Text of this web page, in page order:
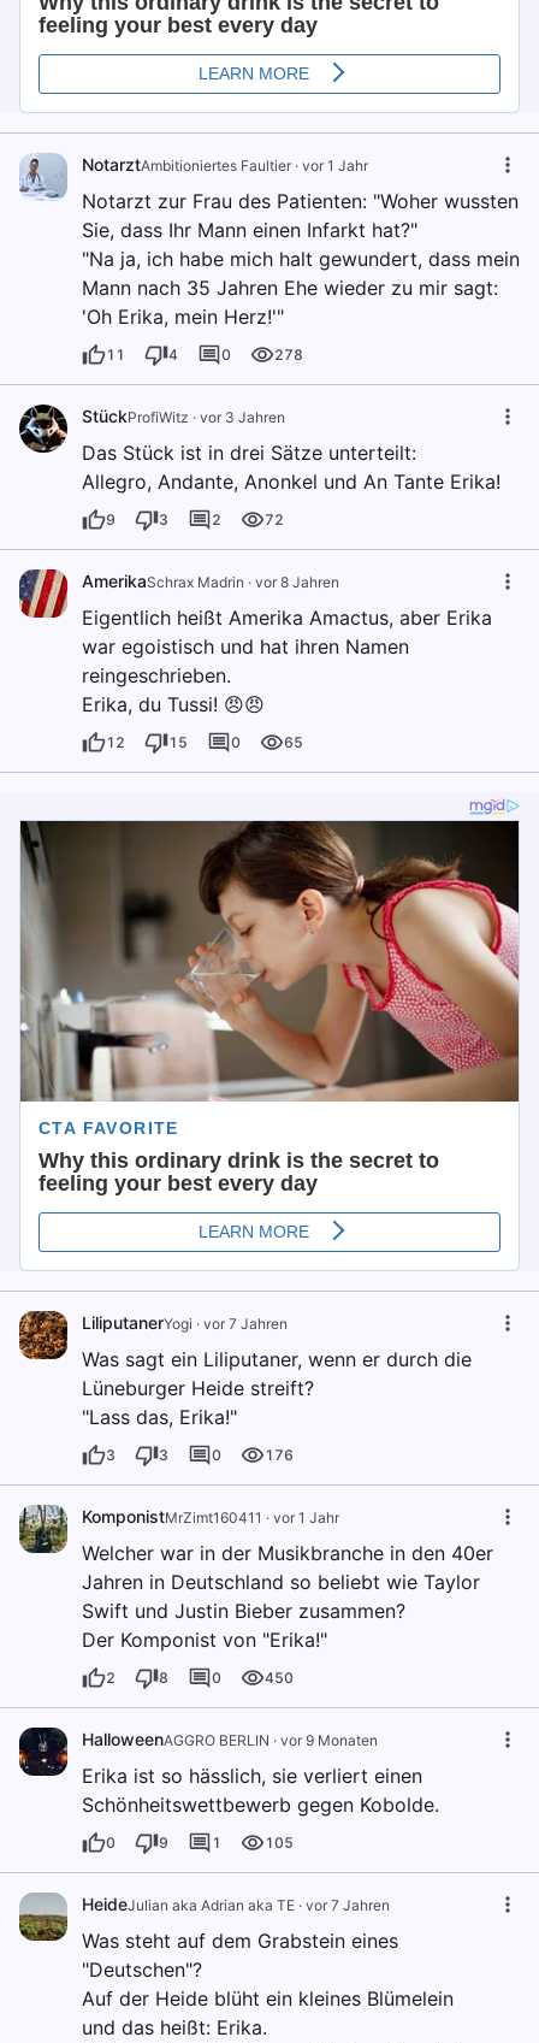
NotarztAmbitioniertes Faultier · vor 1 Jahr
Notarzt zur Frau des Patienten: "Woher wussten
Sie, dass Ihr Mann einen Infarkt hat?"
"Na ja, ich habe mich halt gewundert, dass mein
Mann nach 35 Jahren Ehe wieder zu mir sagt:
'Oh Erika, mein Herz!'"
11 4 0 278
StückProfiWitz · vor 3 Jahren
Das Stück ist in drei Sätze unterteilt:
Allegro, Andante, Anonkel und An Tante Erika!
9 3 2 72
AmerikaSchrax Madrin · vor 8 Jahren
Eigentlich heißt Amerika Amactus, aber Erika
war egoistisch und hat ihren Namen
reingeschrieben.
Erika, du Tussi! 😠😠
12 15 0 65
LiliputanerYogi · vor 7 Jahren
Was sagt ein Liliputaner, wenn er durch die
Lüneburger Heide streift?
"Lass das, Erika!"
3 3 0 176
KomponistMrZimt160411 · vor 1 Jahr
Welcher war in der Musikbranche in den 40er
Jahren in Deutschland so beliebt wie Taylor
Swift und Justin Bieber zusammen?
Der Komponist von "Erika!"
2 8 0 450
HalloweenAGGRO BERLIN · vor 9 Monaten
Erika ist so hässlich, sie verliert einen
Schönheitswettbewerb gegen Kobolde.
0 9 1 105
HeideJulian aka Adrian aka TE · vor 7 Jahren
Was steht auf dem Grabstein eines
"Deutschen"?
Auf der Heide blüht ein kleines Blümelein
und das heißt: Erika.